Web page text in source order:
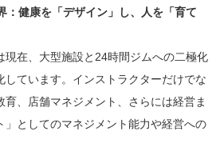
：健康を「デザイン」し、人を「育て
現在、大型施設と24時間ジムへの二極化
しています。インストラクターだけでな
育、店舗マネジメント、さらには経営ま
」としてのマネジメント能力や経営への